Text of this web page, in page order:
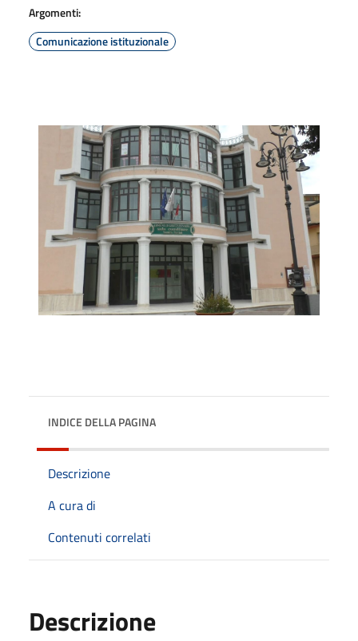
Argomenti:
Comunicazione istituzionale
INDICE DELLA PAGINA
Descrizione
A cura di
Contenuti correlati
Descrizione